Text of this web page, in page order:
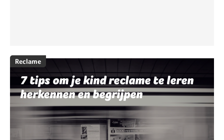
Reclame
7 tips om je kind reclame te leren
herkennen en begrijpen